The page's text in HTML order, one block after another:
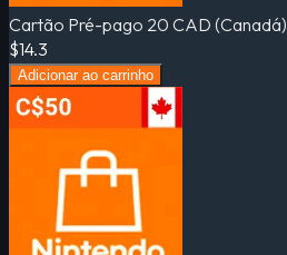
Cartão Pré-pago 20 CAD (Canadá)
$14.3
Adicionar ao carrinho